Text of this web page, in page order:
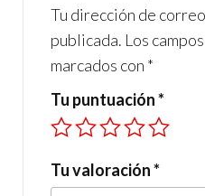
Tu dirección de
publicada. Los
marcados con *
Tu puntuación*
Tu valoración*